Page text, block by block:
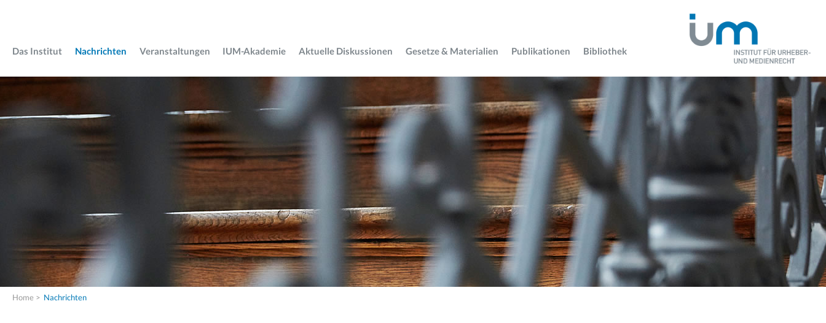
Das Institut Nachrichten Veranstaltungen IUM-Akademie Aktuelle Diskussionen Gesetze & Materialien Publikationen Bibliothek
Home > Nachrichten